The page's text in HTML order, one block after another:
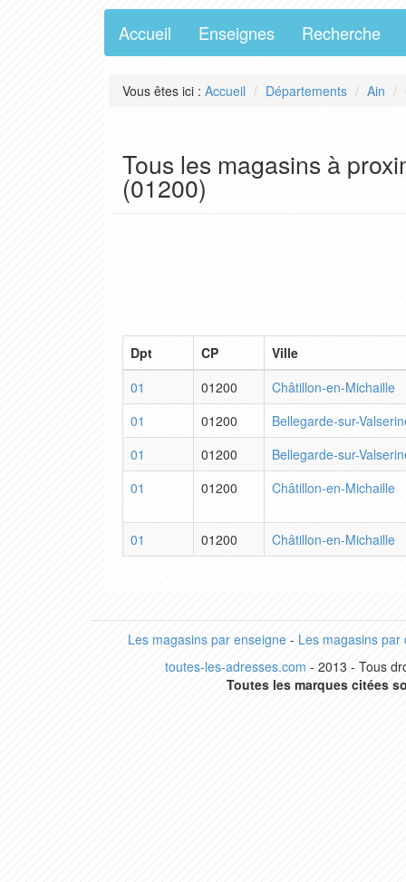
Accueil Enseignes Recherche
Vous êtes ici : Accueil Départements Ain
Tous les magasins à
(01200)
Dpt CP
Ville
01
01200
Châtillon-en-Michaille
01
01200
Bellegarde-sur-
01
01200
Bellegarde-sur-
01
01200 Châtillon-en-Michaille
01 01200 Châtillon-en-Michaille
Les magasins par enseigne- Les magasins par
toutes-les-adresses.com - 2013 - Tous
Toutes les marques citées